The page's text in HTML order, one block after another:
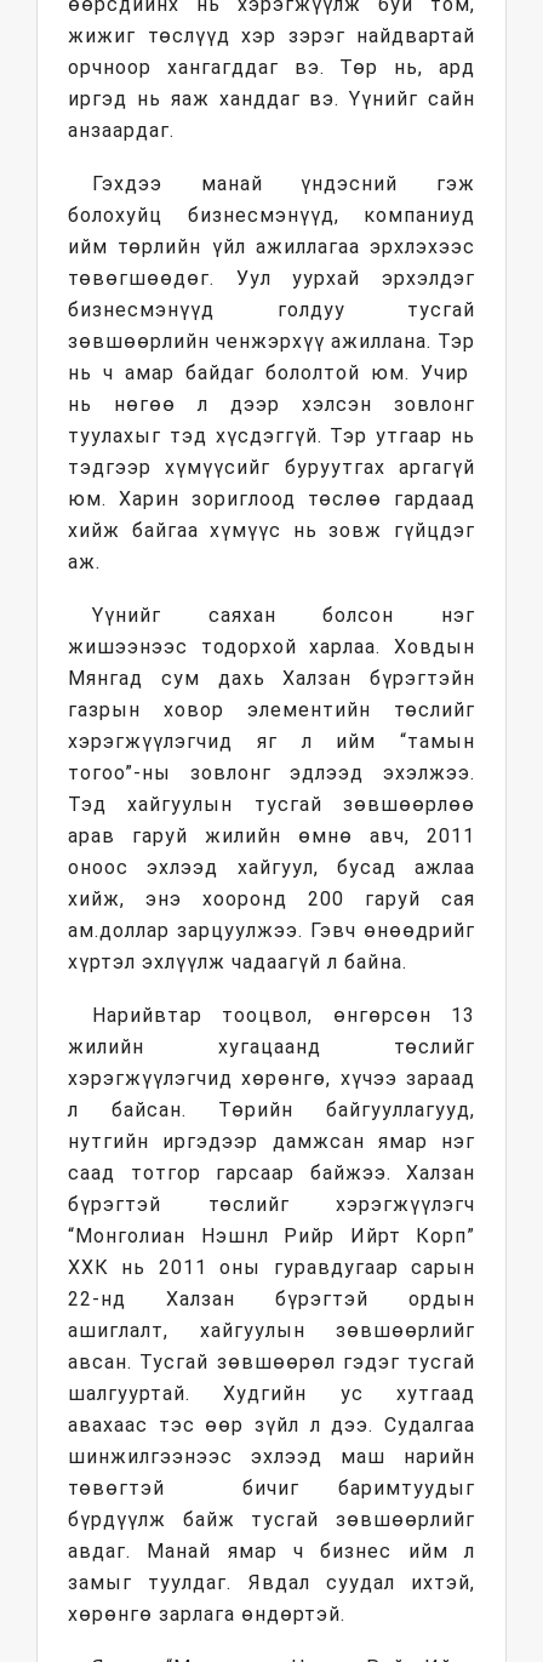
өөрсдийнх нь хэрэгжүүлж буй том,
жижиг төслүүд хэр зэрэг найдвартай
орчноор хангагддаг вэ. Төр нь, ард
иргэд нь яаж ханддаг вэ. Үүнийг сайн
анзаардаг.
Гэхдээ манай үндэсний гэж
болохуйц бизнесмэнүүд, компаниуд
ийм төрлийн үйл ажиллагаа эрхлэхээс
төвөгшөөдөг. Уул уурхай эрхэлдэг
бизнесмэнүүд голдуу тусгай
зөвшөөрлийн ченжэрхүү ажиллана. Тэр
нь ч амар байдаг бололтой юм. Учир
нь нөгөө л дээр хэлсэн зовлонг
туулахыг тэд хүсдэггүй. Тэр утгаар нь
тэдгээр хүмүүсийг буруутгах аргагүй
юм. Харин зориглоод төслөө гардаад
хийж байгаа хүмүүс нь зовж гүйцдэг
аж.
Үүнийг саяхан болсон нэг
жишээнээс тодорхой харлаа. Ховдын
Мянгад сум дахь Халзан бүрэгтэйн
газрын ховор элементийн төслийг
хэрэгжүүлэгчид яг л ийм “тамын
тогоо”-ны зовлонг эдлээд эхэлжээ.
Тэд хайгуулын тусгай зөвшөөрлөө
арав гаруй жилийн өмнө авч, 2011
оноос эхлээд хайгуул, бусад ажлаа
хийж, энэ хооронд 200 гаруй сая
ам.доллар зарцуулжээ. Гэвч өнөөдрийг
хүртэл эхлүүлж чадаагүй л байна.
Нарийвтар тооцвол, өнгөрсөн 13
жилийн хугацаанд төслийг
хэрэгжүүлэгчид хөрөнгө, хүчээ зараад
л байсан. Төрийн байгууллагууд,
нутгийн иргэдээр дамжсан ямар нэг
саад тотгор гарсаар байжээ. Халзан
бүрэгтэй төслийг хэрэгжүүлэгч
“Монголиан Нэшнл Рийр Ийрт Корп”
ХХК нь 2011 оны гуравдугаар сарын
22-нд Халзан бүрэгтэй ордын
ашиглалт, хайгуулын зөвшөөрлийг
авсан. Тусгай зөвшөөрөл гэдэг тусгай
шалгууртай. Худгийн ус хутгаад
авахаас тэс өөр зүйл л дээ. Судалгаа
шинжилгээнээс эхлээд маш нарийн
төвөгтэй бичиг баримтуудыг
бүрдүүлж байж тусгай зөвшөөрлийг
авдаг. Манай ямар ч бизнес ийм л
замыг туулдаг. Явдал суудал ихтэй,
хөрөнгө зарлага өндөртэй.